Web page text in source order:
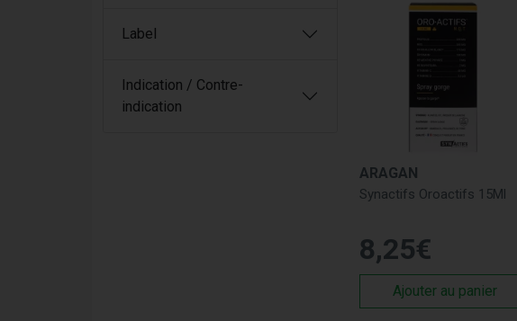
ARAGAN
Synactifs Oroactifs 15Ml
8,25€
Ajouter au panier
Label
Indication / Contre-
indication